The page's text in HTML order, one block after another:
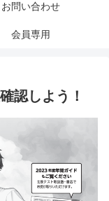
お問い合わせ
会員専用
認しよう！